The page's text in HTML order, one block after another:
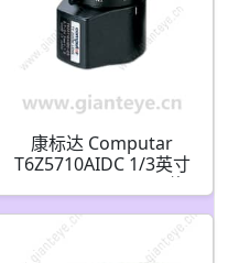
康标达 Computar
T6Z5710AIDC 1/3英寸
5.7-34.2mm F1.0 6倍
带4针迷你连接器(CS接